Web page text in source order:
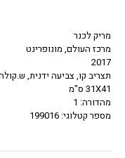
מריק לכנר
מרכז העולם, מונופרינט
2017
תצריב קו, צביעה ידנית,
31X41 ס"מ
מהדורה: 1
מספר קטלוגי: 199016